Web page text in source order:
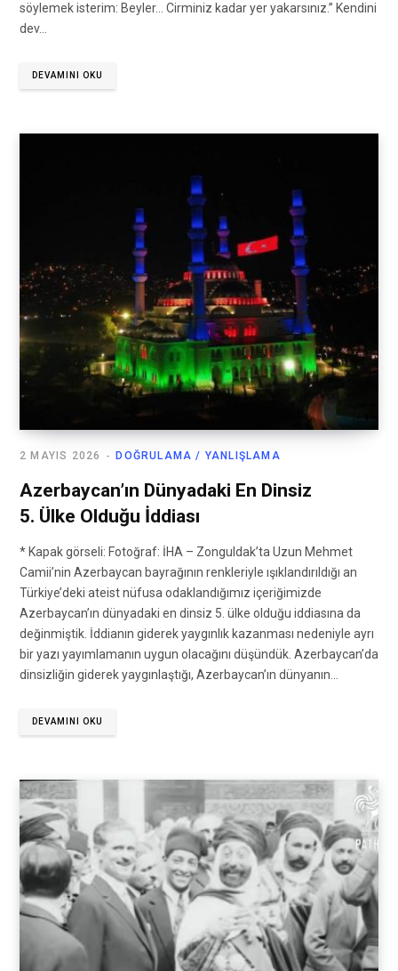
söylemek isterim: Beyler… Cirminiz kadar yer yakarsınız.” Kendini
dev…
DEVAMINI OKU
DOĞRULAMA / YANLIŞLAMA
2 MAYIS 2026
Azerbaycan’ın Dünyadaki En Dinsiz
5. Ülke Olduğu İddiası
* Kapak görseli: Fotoğraf: İHA – Zonguldak’ta Uzun Mehmet
Camii’nin Azerbaycan bayrağının renkleriyle ışıklandırıldığı an
Türkiye’deki ateist nüfusa odaklandığımız içeriğimizde
Azerbaycan’ın dünyadaki en dinsiz 5. ülke olduğu iddiasına da
değinmiştik. İddianın giderek yaygınlık kazanması nedeniyle ayrı
bir yazı yayımlamanın uygun olacağını düşündük. Azerbaycan’da
dinsizliğin giderek yaygınlaştığı, Azerbaycan’ın dünyanın…
DEVAMINI OKU